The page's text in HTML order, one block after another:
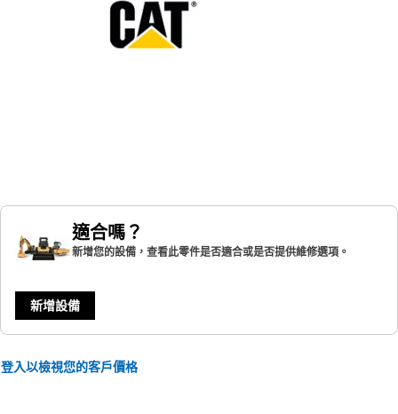
適合嗎？
新增您的設備，查看此零件是否適合或是否提供維修選項。
新增設備
登入以檢視您的客戶價格